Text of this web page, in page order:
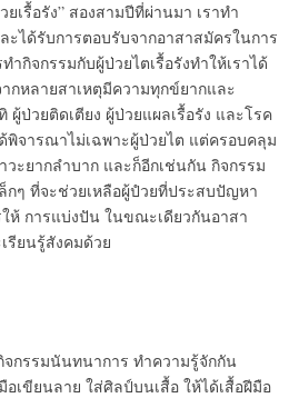
เรื้อรัง” สองสามปีที่ผ่านมา เราทำ
ะได้รับการตอบรับจากอาสาสมัครในการ
ำกิจกรรมกับผู้ป่วยไตเรื้อรังทำให้เราได้
ากหลายสาเหตุมีความทุกข์ยากและ
ผู้ป่วยติดเตียง ผู้ป่วยแผลเรื้อรัง และโรค
พิจารณาไม่เฉพาะผู้ป่วยไต แต่ครอบคลุม
วะยากลำบาก และก็อีกเช่นกัน กิจกรรม
ล็กๆ ที่จะช่วยเหลือผู้ปํวยที่ประสบปัญหา
ห้ การแบ่งปัน ในขณะเดียวกันอาสา
รียนรู้สังคมด้วย
จกรรมนันทนาการ ทำความรู้จักกัน
อเขียนลาย ใส่ศิลป์บนเสื้อ ให้ได้เสื้อฝีมือ